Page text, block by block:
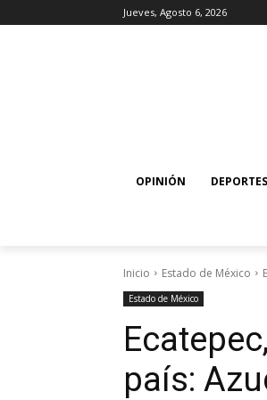
Jueves, Agosto 6, 2026
OPINIÓN DEPORTES
Inicio Estado de México
Estado de México
país: